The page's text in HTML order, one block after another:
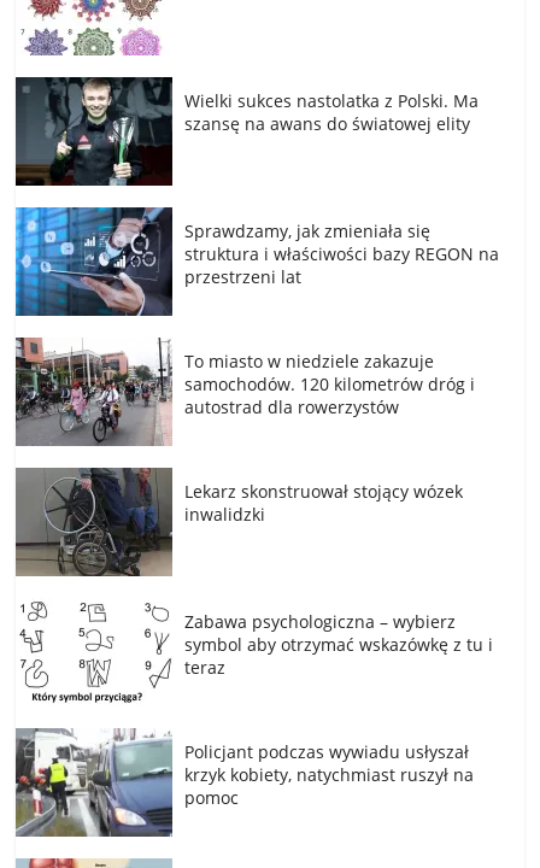
Wielki sukces nastolatka z Polski. Ma
szansę na awans do światowej elity
Sprawdzamy, jak zmieniała się
struktura i właściwości bazy REGON na
przestrzeni lat
To miasto w niedziele zakazuje
samochodów. 120 kilometrów dróg i
autostrad dla rowerzystów
Lekarz skonstruował stojący wózek
inwalidzki
Zabawa psychologiczna – wybierz
symbol aby otrzymać wskazówkę z tu i
teraz
Policjant podczas wywiadu usłyszał
krzyk kobiety, natychmiast ruszył na
pomoc